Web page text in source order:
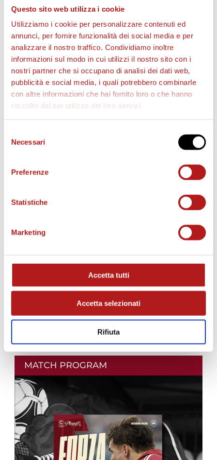
Questo sito web utilizza i cookie
Utilizziamo i cookie per personalizzare contenuti ed
annunci, per fornire funzionalità dei social media e per
analizzare il nostro traffico. Condividiamo inoltre
informazioni sul modo in cui utilizzi il nostro sito con i
nostri partner che si occupano di analisi dei dati web,
pubblicità e social media, i quali potrebbero combinarle
con altre informazioni che hai fornito loro o che hanno
raccolto dal tuo utilizzo dei loro servizi.
delNecessari
Preferenze
Statistiche
Marketing
Accetta tutti
Accetta selezionati
Rifiuta
BIGLIETTI
MATCH PROGRAM